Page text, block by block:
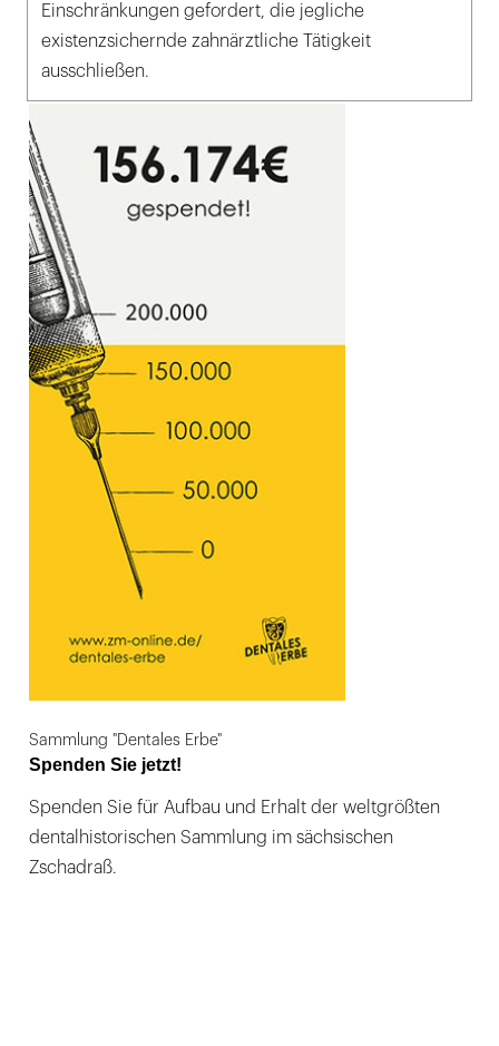
Einschränkungen gefordert, die jegliche
existenzsichernde zahnärztliche Tätigkeit
ausschließen.
Sammlung "Dentales Erbe"
Spenden Sie jetzt!
Spenden Sie für Aufbau und Erhalt der weltgrößten
dentalhistorischen Sammlung im sächsischen
Zschadraß.